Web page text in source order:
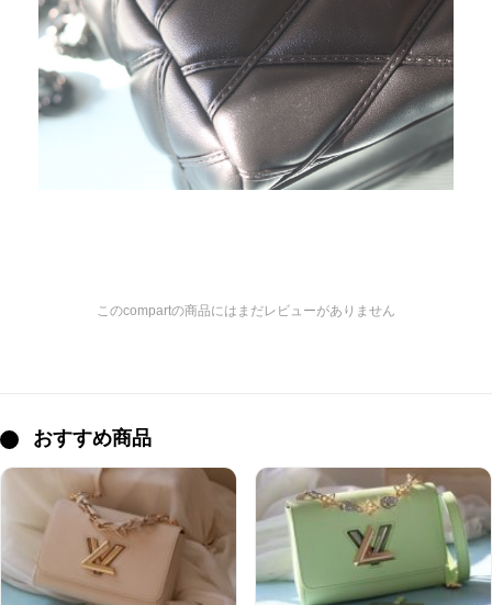
このcompartの商品にはまだレビューがありません
おすすめ商品